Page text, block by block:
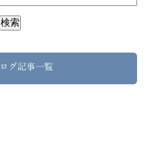
グ記事一覧